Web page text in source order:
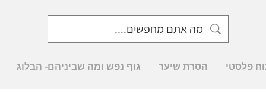
פלסטי הסרת שיער גוף נפש ומה שביניהם- הבלוג